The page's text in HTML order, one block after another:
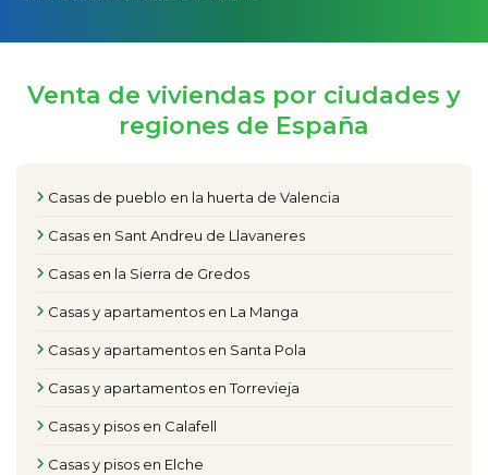
Venta de viviendas por ciudades y
regiones de España
Casas de pueblo en la huerta de Valencia
Casas en Sant Andreu de Llavaneres
Casas en la Sierra de Gredos
Casas y apartamentos en La Manga
Casas y apartamentos en Santa Pola
Casas y apartamentos en Torrevieja
Casas y pisos en Calafell
Casas y pisos en Elche